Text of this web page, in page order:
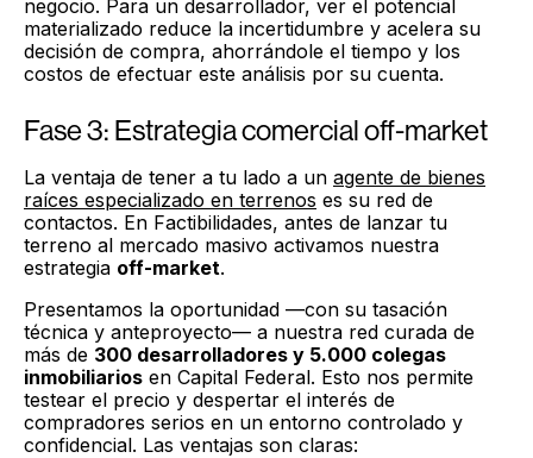
negocio. Para un desarrollador, ver el potencial
materializado reduce la incertidumbre y acelera su
decisión de compra, ahorrándole el tiempo y los
costos de efectuar este análisis por su cuenta.
Fase 3: Estrategia comercial off-market
La ventaja de tener a tu lado a un agente de bienes
raíces especializado en terrenos es su red de
contactos. En Factibilidades, antes de lanzar tu
terreno al mercado masivo activamos nuestra
estrategia off-market.
Presentamos la oportunidad —con su tasación
técnica y anteproyecto— a nuestra red curada de
más de 300 desarrolladores y 5.000 colegas
inmobiliarios en Capital Federal. Esto nos permite
testear el precio y despertar el interés de
compradores serios en un entorno controlado y
confidencial. Las ventajas son claras: